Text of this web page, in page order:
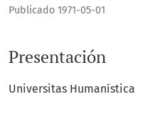
Presentación
Publicado 1971-05-01
Universitas Humanística